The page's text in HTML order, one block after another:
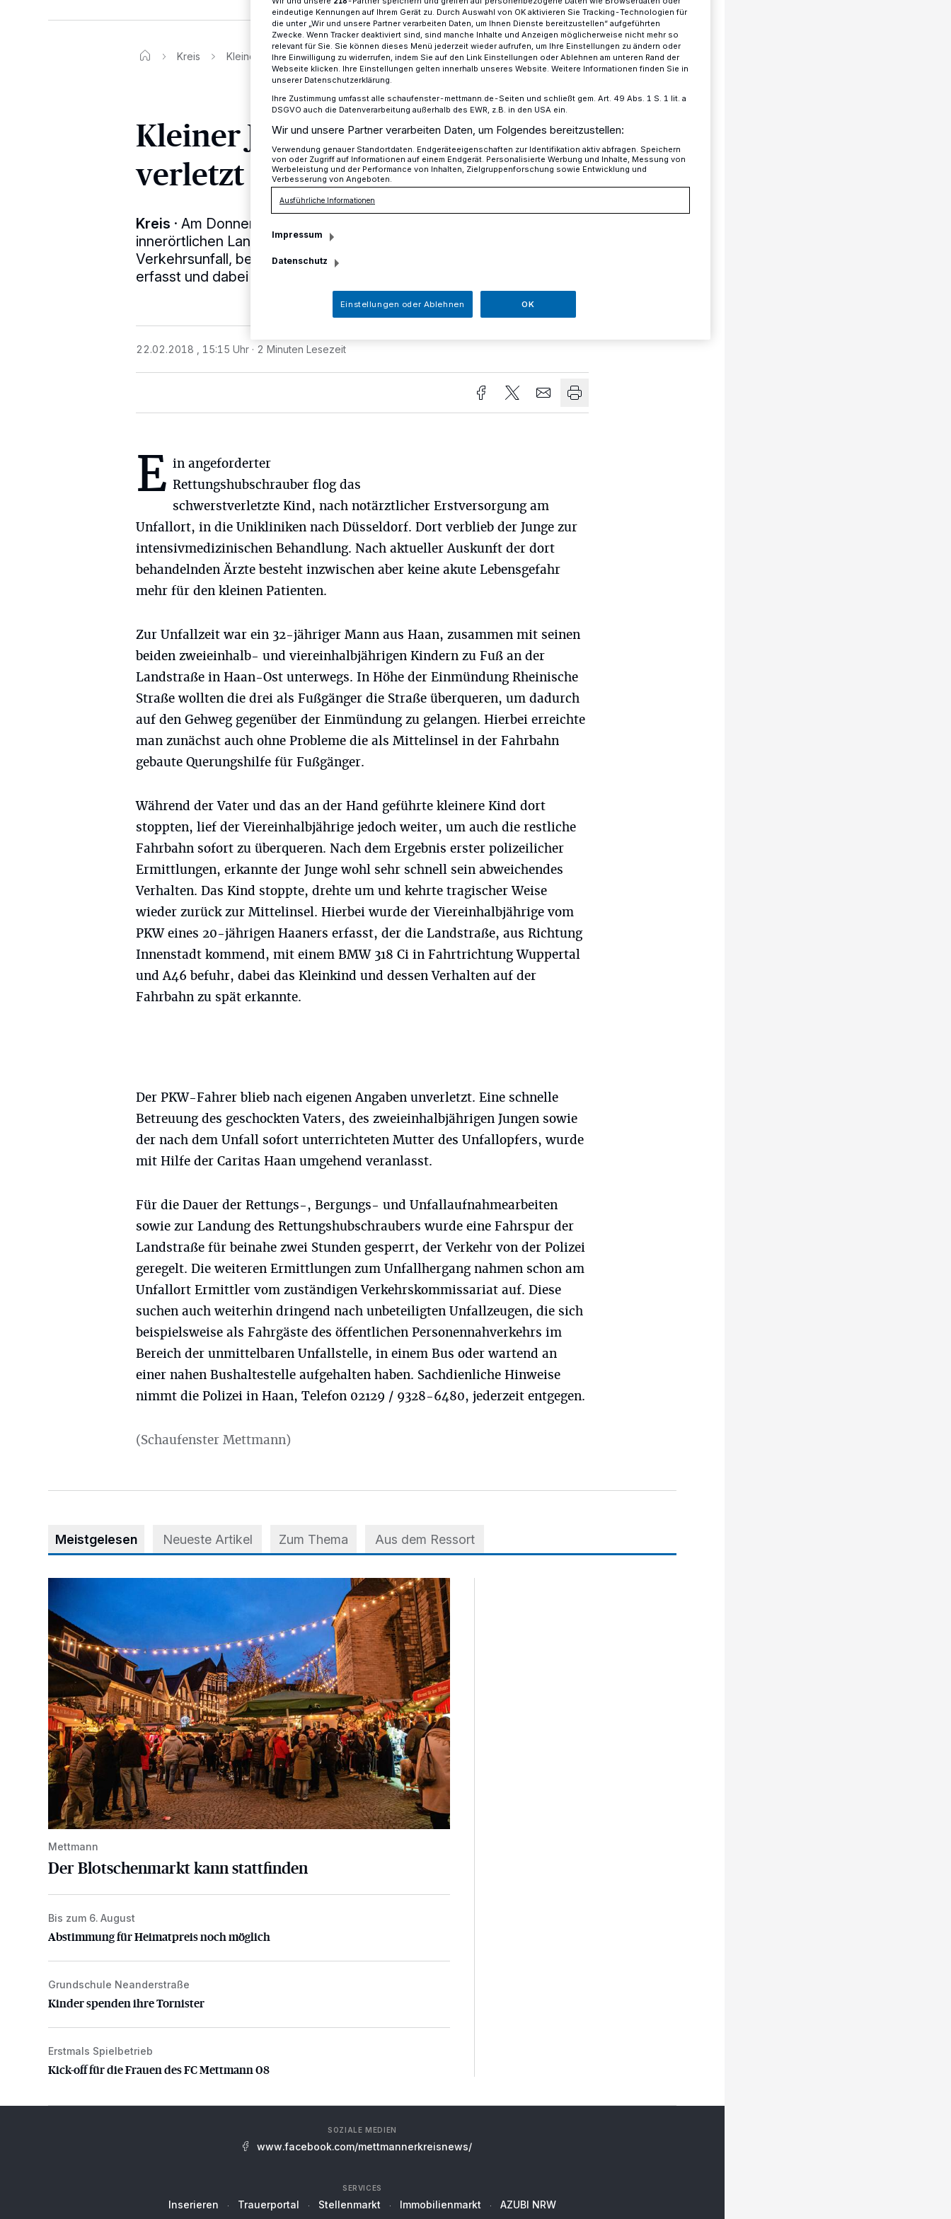
Kreis Kleiner Junge lebensgefährlich verletzt
Kleiner Junge lebensgefährlich
verletzt
Kreis · Am Donnerstagmorgen um 8.47 Uhr kam es an der
innerörtlichen Landstraße im Industriepark Haan-Ost zu einem
Verkehrsunfall, bei dem ein viereinhalbjähriger Junge von einem PKW
erfasst und dabei lebensgefährlich am Kopf verletzt wurde.
22.02.2018 , 15:15 Uhr 2 Minuten Lesezeit
E in angeforderter
Rettungshubschrauber flog das
schwerstverletzte Kind, nach notärztlicher Erstversorgung am
Unfallort, in die Unikliniken nach Düsseldorf. Dort verblieb der Junge zur
intensivmedizinischen Behandlung. Nach aktueller Auskunft der dort
behandelnden Ärzte besteht inzwischen aber keine akute Lebensgefahr
mehr für den kleinen Patienten.
Zur Unfallzeit war ein 32-jähriger Mann aus Haan, zusammen mit seinen
beiden zweieinhalb- und viereinhalbjährigen Kindern zu Fuß an der
Landstraße in Haan-Ost unterwegs. In Höhe der Einmündung Rheinische
Straße wollten die drei als Fußgänger die Straße überqueren, um dadurch
auf den Gehweg gegenüber der Einmündung zu gelangen. Hierbei erreichte
man zunächst auch ohne Probleme die als Mittelinsel in der Fahrbahn
gebaute Querungshilfe für Fußgänger.
Während der Vater und das an der Hand geführte kleinere Kind dort
stoppten, lief der Viereinhalbjährige jedoch weiter, um auch die restliche
Fahrbahn sofort zu überqueren. Nach dem Ergebnis erster polizeilicher
Ermittlungen, erkannte der Junge wohl sehr schnell sein abweichendes
Verhalten. Das Kind stoppte, drehte um und kehrte tragischer Weise
wieder zurück zur Mittelinsel. Hierbei wurde der Viereinhalbjährige vom
PKW eines 20-jährigen Haaners erfasst, der die Landstraße, aus Richtung
Innenstadt kommend, mit einem BMW 318 Ci in Fahrtrichtung Wuppertal
und A46 befuhr, dabei das Kleinkind und dessen Verhalten auf der
Fahrbahn zu spät erkannte.
Der PKW-Fahrer blieb nach eigenen Angaben unverletzt. Eine schnelle
Betreuung des geschockten Vaters, des zweieinhalbjährigen Jungen sowie
der nach dem Unfall sofort unterrichteten Mutter des Unfallopfers, wurde
mit Hilfe der Caritas Haan umgehend veranlasst.
Für die Dauer der Rettungs-, Bergungs- und Unfallaufnahmearbeiten
sowie zur Landung des Rettungshubschraubers wurde eine Fahrspur der
Landstraße für beinahe zwei Stunden gesperrt, der Verkehr von der Polizei
geregelt. Die weiteren Ermittlungen zum Unfallhergang nahmen schon am
Unfallort Ermittler vom zuständigen Verkehrskommissariat auf. Diese
suchen auch weiterhin dringend nach unbeteiligten Unfallzeugen, die sich
beispielsweise als Fahrgäste des öffentlichen Personennahverkehrs im
Bereich der unmittelbaren Unfallstelle, in einem Bus oder wartend an
einer nahen Bushaltestelle aufgehalten haben. Sachdienliche Hinweise
nimmt die Polizei in Haan, Telefon 02129 / 9328-6480, jederzeit entgegen.
(Schaufenster Mettmann)
Meistgelesen Neueste Artikel Zum Thema Aus dem Ressort
Mettmann
Der Blotschenmarkt kann stattfinden
Abstimmung für Heimatpreis noch möglich
Bis zum 6. August
Abstimmung für Heimatpreis noch möglich
Kinder spenden ihre Tornister
Grundschule Neanderstraße
Kinder spenden ihre Tornister
Kick-off für die Frauen des FC Mettmann 08
Erstmals Spielbetrieb
Kick-off für die Frauen des FC Mettmann 08
SOZIALE MEDIEN
www.facebook.com/mettmannerkreisnews/
SERVICES
Inserieren Trauerportal Stellenmarkt Immobilienmarkt AZUBI NRW
eindeutige Kennungen auf Ihrem Gerät zu. Durch Auswahl von OK aktivieren Sie Tracking-Technologien für
die unter „Wir und unsere Partner verarbeiten Daten, um Ihnen Dienste bereitzustellen“ aufgeführten
Zwecke. Wenn Tracker deaktiviert sind, sind manche Inhalte und Anzeigen möglicherweise nicht mehr so
relevant für Sie. Sie können dieses Menü jederzeit wieder aufrufen, um Ihre Einstellungen zu ändern oder
Ihre Einwilligung zu widerrufen, indem Sie auf den Link Einstellungen oder Ablehnen am unteren Rand der
Webseite klicken. Ihre Einstellungen gelten innerhalb unseres Website. Weitere Informationen finden Sie in
unserer Datenschutzerklärung.
Ihre Zustimmung umfasst alle schaufenster-mettmann.de-Seiten und schließt gem. Art. 49 Abs. 1 S. 1 lit. a
DSGVO auch die Datenverarbeitung außerhalb des EWR, z.B. in den USA ein.
Wir und unsere Partner verarbeiten Daten, um Folgendes bereitzustellen:
Verwendung genauer Standortdaten. Endgeräteeigenschaften zur Identifikation aktiv abfragen. Speichern
von oder Zugriff auf Informationen auf einem Endgerät. Personalisierte Werbung und Inhalte, Messung von
Werbeleistung und der Performance von Inhalten, Zielgruppenforschung sowie Entwicklung und
Verbesserung von Angeboten.
Ausführliche Informationen
Impressum
Datenschutz
Einstellungen oder Ablehnen OK